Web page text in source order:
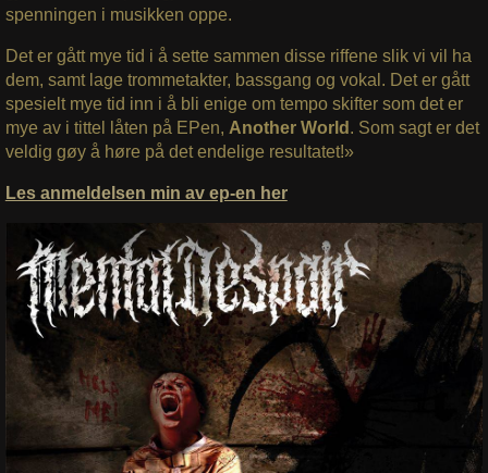
spenningen i musikken oppe.
Det er gått mye tid i å sette sammen disse riffene slik vi vil ha
dem, samt lage trommetakter, bassgang og vokal. Det er gått
spesielt mye tid inn i å bli enige om tempo skifter som det er
mye av i tittel låten på EPen, Another World . Som sagt er det
veldig gøy å høre på det endelige resultatet!»
Les anmeldelsen min av ep-en her